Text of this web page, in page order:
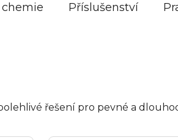
Příslušenství
řešení pro pevné a